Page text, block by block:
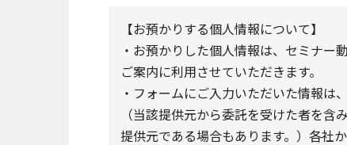
【お預かりする個人情報について】
・お預かりした個人情報は、セミナ
ご案内に利用させていただきます。
・フォームにご入力いただいた情報
（当該提供元から委託を受けた者を
提供元である場合もあります。）各社